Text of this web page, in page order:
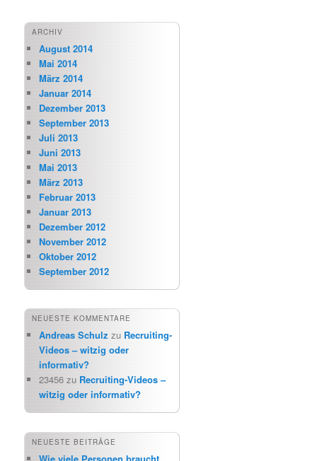
ARCHIV
August 2014
Mai 2014
März 2014
Januar 2014
Dezember 2013
September 2013
Juli 2013
Juni 2013
Mai 2013
März 2013
Februar 2013
Januar 2013
Dezember 2012
November 2012
Oktober 2012
September 2012
NEUESTE KOMMENTARE
Andreas Schulz zu Recruiting-
Videos – witzig oder
informativ?
23456 zu Recruiting-Videos –
witzig oder informativ?
NEUESTE BEITRÄGE